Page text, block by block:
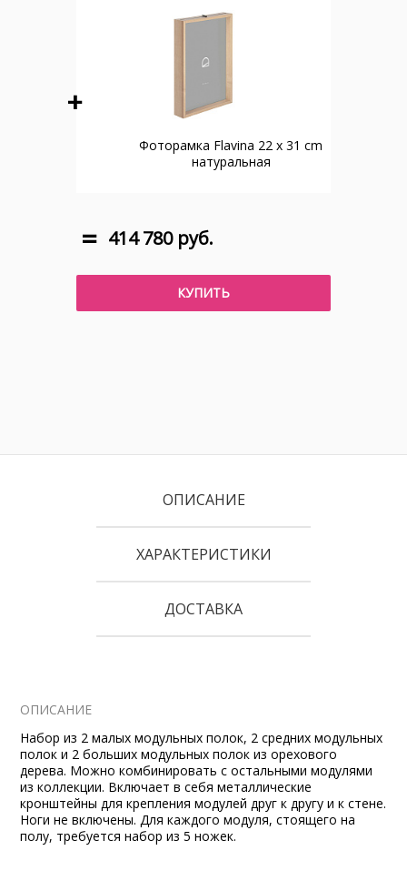
Фоторамка Flavina 22 x 31 cm
натуральная
414 780 руб.
КУПИТЬ
ОПИСАНИЕ
ХАРАКТЕРИСТИКИ
ДОСТАВКА
ОПИСАНИЕ
Набор из 2 малых модульных полок, 2 средних модульных
полок и 2 больших модульных полок из орехового
дерева. Можно комбинировать с остальными модулями
из коллекции. Включает в себя металлические
кронштейны для крепления модулей друг к другу и к стене.
Ноги не включены. Для каждого модуля, стоящего на
полу, требуется набор из 5 ножек.